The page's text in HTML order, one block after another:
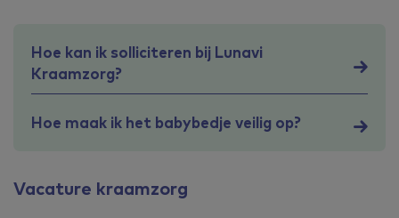
Hoe kan ik solliciteren bij Lunavi
Kraamzorg?
Hoe maak ik het babybedje veilig op?
Vacature kraamzorg